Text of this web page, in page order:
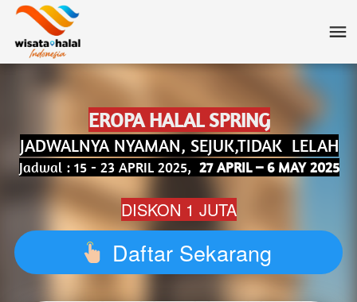
EROPA HALAL SPRING
JADWALNYA NYAMAN, SEJUK,TIDAK  LELAH
Jadwal : 15 - 23 APRIL 2025, 27 APRIL – 6 MAY 2025
DISKON 1 JUTA
` Daftar Sekarang